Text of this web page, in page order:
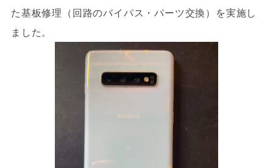
た基板修理（回路のバイパス・パーツ交換）を実施し
ました。